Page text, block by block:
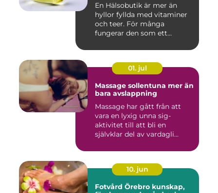
En Hälsobutik är mer än
hyllor fyllda med vitaminer
och teer. För många
fungerar den som ett
01. jul
Massage sollentuna mer än
bara avslappning
Massage har gått från att
vara en lyxig unna sig-
aktivitet till att bli en
självklar del av vardagli...
10. jun
Fotvård Örebro kunskap,